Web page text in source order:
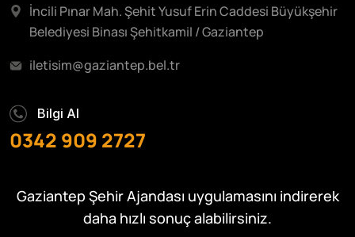
İncili Pınar Mah. Şehit Yusuf Erin Caddesi Büyükşehir
Belediyesi Binası Şehitkamil / Gaziantep
iletisim@gaziantep.bel.tr
Bilgi Al
0342 909 2727
Gaziantep Şehir Ajandası uygulamasını indirerek
daha hızlı sonuç alabilirsiniz.